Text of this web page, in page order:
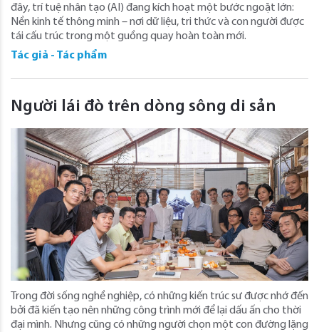
đây, trí tuệ nhân tạo (AI) đang kích hoạt một bước ngoặt lớn:
Nền kinh tế thông minh – nơi dữ liệu, tri thức và con người được
tái cấu trúc trong một guồng quay hoàn toàn mới.
Tác giả - Tác phẩm
Người lái đò trên dòng sông di sản
Trong đời sống nghề nghiệp, có những kiến trúc sư được nhớ đến
bởi đã kiến tạo nên những công trình mới để lại dấu ấn cho thời
đại mình. Nhưng cũng có những người chọn một con đường lặng